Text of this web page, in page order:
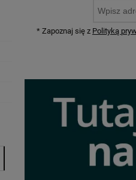
* Zapoznaj się z Polityką